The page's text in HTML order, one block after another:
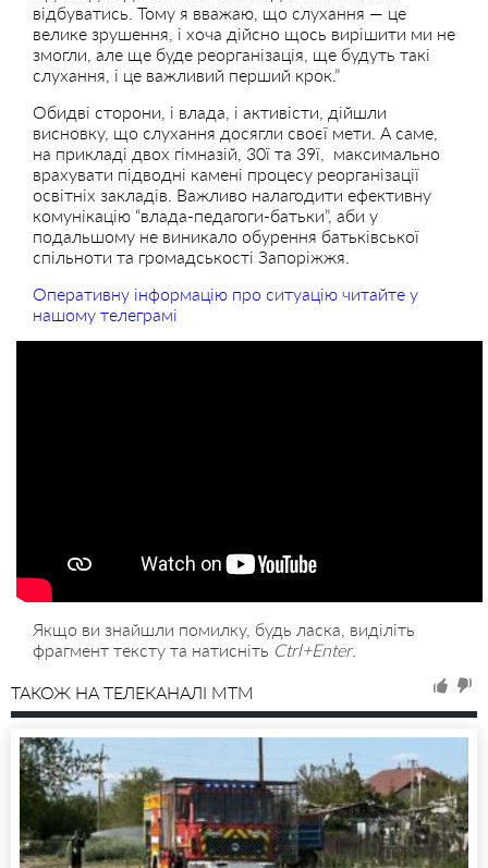
відбуватись. Тому я вважаю, що слухання — це
велике зрушення, і хоча дійсно щось вирішити ми не
змогли, але ще буде реорганізація, ще будуть такі
слухання, і це важливий перший крок.”
Обидві сторони, і влада, і активісти, дійшли
висновку, що слухання досягли своєї мети. А саме,
на прикладі двох гімназій, 30ї та 39ї, максимально
врахувати підводні камені процесу реорганізації
освітніх закладів. Важливо налагодити ефективну
комунікацію “влада-педагоги-батьки”, аби у
подальшому не виникало обурення батьківської
спільноти та громадськості Запоріжжя.
Оперативну інформацію про ситуацію читайте у
нашому телеграмі
Якщо ви знайшли помилку, будь ласка, виділіть
фрагмент тексту та натисніть Ctrl+Enter.
ТАКОЖ НА ТЕЛЕКАНАЛІ MTM